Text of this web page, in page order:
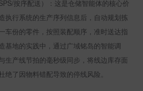
按序配送）：这是仓储智能体的核心价
执行系统的生产序列信息后，自动规划拣
车份的零件，按照装配顺序，准时送达指
基地的实践中，通过广域铭岛的智能调
生产线节拍的毫秒级同步，将线边库存面
绝了因物料错配导致的停线风险。